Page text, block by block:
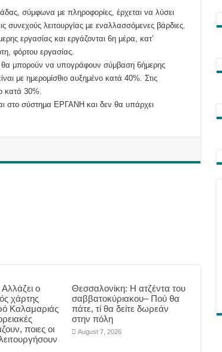
σύμφωνα με πληροφορίες, έρχεται να λύσει
συνεχούς λειτουργίας με εναλλασσόμενες βάρδιες.
εργασίας και εργάζονται 6η μέρα, κατ’
φόρτου εργασίας.
θα μπορούν να υπογράφουν σύμβαση 6ήμερης
με ημερομίσθιο αυξημένο κατά 40%. Στις
κατά 30%.
στο σύστημα ΕΡΓΑΝΗ και δεν θα υπάρχει
ο
χάρτης
Καλαμαριάς
ποιες οι
Θεσσαλονίκη: Η ατζέντα του
σαββατοκύριακου– Πού θα
πάτε, τί θα δείτε δωρεάν
στην πόλη
August 7, 2026